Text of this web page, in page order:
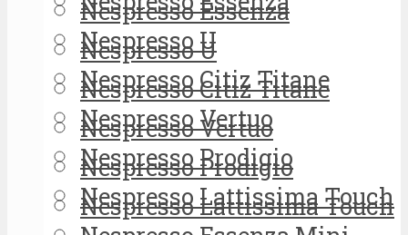
Nespresso U
Nespresso Citiz Titane
Nespresso Vertuo
Nespresso Prodigio
Nespresso Lattissima Touch
Nespresso Essenza
Nespresso U
Nespresso Citiz Titane
Nespresso Vertuo
Nespresso Prodigio
Nespresso Lattissima Touch